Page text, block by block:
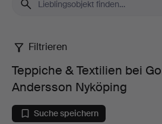
Teppiche
Textilien
Filtrieren
Teppiche & Textilien bei
Andersson Nyköping
Suche speichern